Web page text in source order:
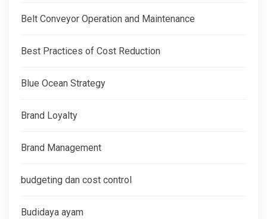
Belt Conveyor Operation and Maintenance
Best Practices of Cost Reduction
Blue Ocean Strategy
Brand Loyalty
Brand Management
budgeting dan cost control
Budidaya ayam